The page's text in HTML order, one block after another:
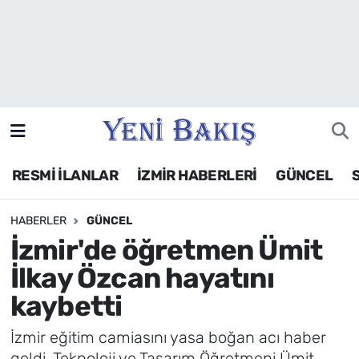
RESMİ İLANLAR İZMİR HABERLERİ GÜNCEL
HABERLER GÜNCEL
İzmir'de öğretmen Ümit
İlkay Özcan hayatını
kaybetti
İzmir eğitim camiasını yasa boğan acı haber
Siyaset
Asayiş / Polis-Adliye
Magazin
Foto Galeri